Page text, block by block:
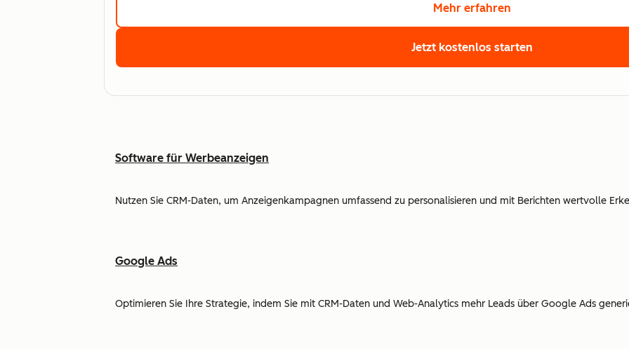
Mehr erfahren
Jetzt kostenlos starten
Software für Werbeanzeigen
Nutzen Sie CRM-Daten, um Anzeigenkampagnen umfassend zu personalisieren und mit Berichten wertvolle
Google Ads
Optimieren Sie Ihre Strategie, indem Sie mit CRM-Daten und Web-Analytics mehr Leads über Google Ads